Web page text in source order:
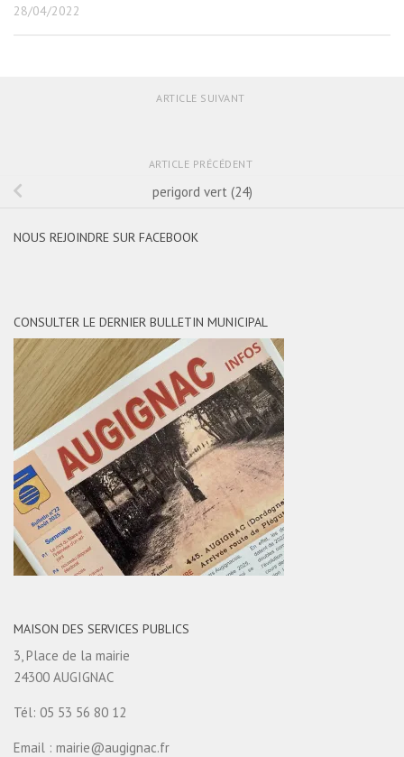
28/04/2022
ARTICLE SUIVANT
ARTICLE PRÉCÉDENT
perigord vert (24)
NOUS REJOINDRE SUR FACEBOOK
CONSULTER LE DERNIER BULLETIN MUNICIPAL
MAISON DES SERVICES PUBLICS
3, Place de la mairie
24300 AUGIGNAC
Tél: 05 53 56 80 12
Email : mairie@augignac.fr